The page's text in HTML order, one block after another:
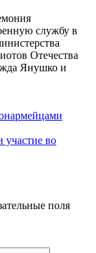
службу в
Отечества
Янушко и
участие во
поля